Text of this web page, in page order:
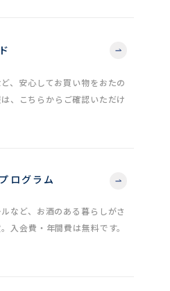
、安心してお買い物をおたの
、こちらからご確認いただけ
ログラム
など、お酒のある暮らしがさ
入会費・年間費は無料です。